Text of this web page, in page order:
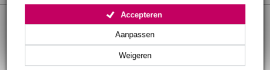
Weigeren
Aanpassen
Accepteren
2 reviews
Hal Leonard - Ed Sheeran for Ukulele